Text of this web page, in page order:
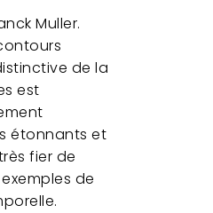
Muller.
de la
est
étonnants et
fier de
de